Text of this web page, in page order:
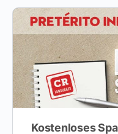
Kostenloses